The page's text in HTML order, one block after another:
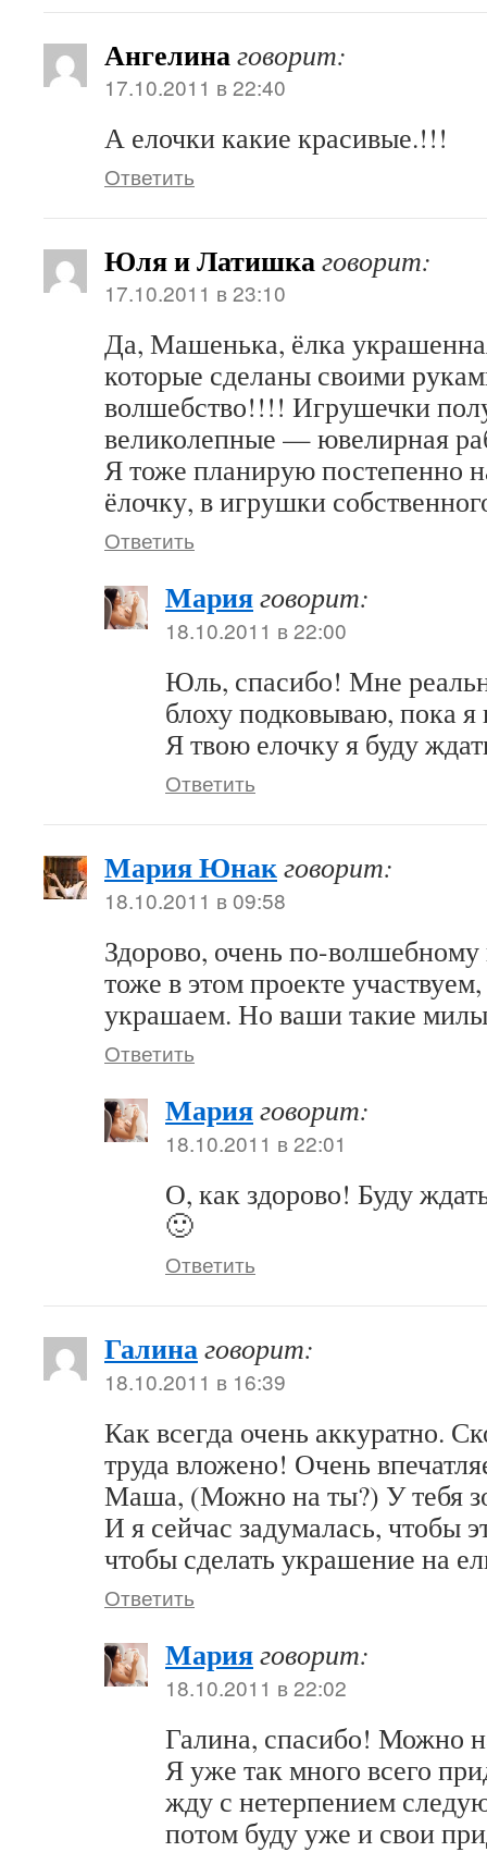
Ангелинаговорит:
17.10.2011 в 22:40
А елочки какие красивые.!!!
Ответить
Юля и Латишкаговорит:
17.10.2011 в 23:10
Да, Машенька, ёлка
которые сделаны своими
волшебство!!!! Игрушечки
великолепные — ювелирная
Я тоже планирую постепенно
ёлочку, в игрушки
Ответить
Марияговорит:
18.10.2011 в 22:00
Юль, спасибо! Мне
блоху подковываю, пока я
Я твою елочку я буду
Ответить
Мария Юнакговорит:
18.10.2011 в 09:58
Здорово, очень по-
тоже в этом проекте
украшаем. Но ваши такие
Ответить
Марияговорит:
18.10.2011 в 22:01
О, как здорово! Буду
🙂
Ответить
Галинаговорит:
18.10.2011 в 16:39
Как всегда очень аккуратно.
труда вложено! Очень
Маша, (Можно на ты?) У тебя
И я сейчас задумалась, чтобы
чтобы сделать украшение на
Ответить
Марияговорит:
18.10.2011 в 22:02
Галина, спасибо! Можно
Я уже так много всего
жду с нетерпением
потом буду уже и свои